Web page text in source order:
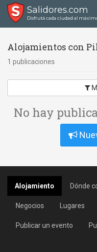
Salidores.com
Disfrutá cada ciudad al
Alojamientos con
1 publicaciones
No hay
Alojamiento Dónde
Negocios Lugares
Publicar un evento